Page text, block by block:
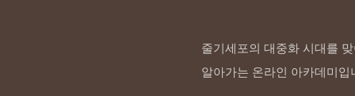
줄기세포의 대중화 시대를
알아가는 온라인 아카데미입